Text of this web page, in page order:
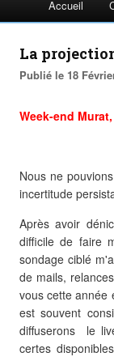
Accueil
La
Publié le 18
Week-end
Nous ne
incertitude
Après avoir
difficile de faire
sondage ciblé
de mails,
vous cette année
est souvent
diffuserons le
certes